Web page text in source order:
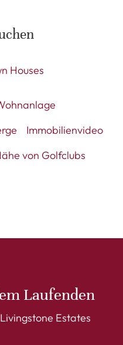
Houses
Immobilienvideo
von Golfclubs
Laufenden
Estates